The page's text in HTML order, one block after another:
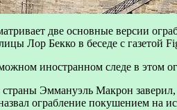
две основные версии
Лор Бекко в беседе с газетой
иностранном следе в этом
Эммануэль Макрон
ограбление покушением на